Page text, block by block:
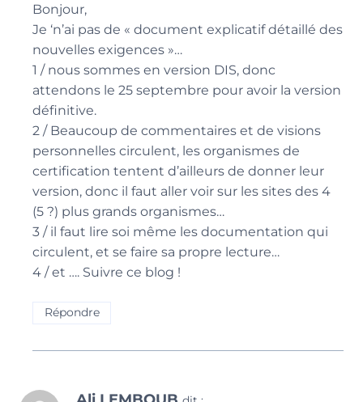
Bonjour,
Je ‘n’ai pas de « document explicatif détaillé des
nouvelles exigences »…
1 / nous sommes en version DIS, donc
attendons le 25 septembre pour avoir la version
définitive.
2 / Beaucoup de commentaires et de visions
personnelles circulent, les organismes de
certification tentent d’ailleurs de donner leur
version, donc il faut aller voir sur les sites des 4
(5 ?) plus grands organismes…
3 / il faut lire soi même les documentation qui
circulent, et se faire sa propre lecture…
4 / et …. Suivre ce blog !
Répondre